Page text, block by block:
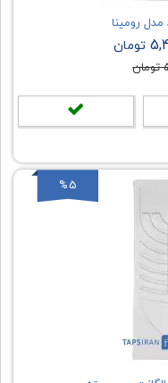
رومینا
تومان
تومان
%5